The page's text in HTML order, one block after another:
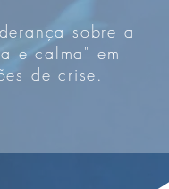
sobre a
e calma" em
de crise.